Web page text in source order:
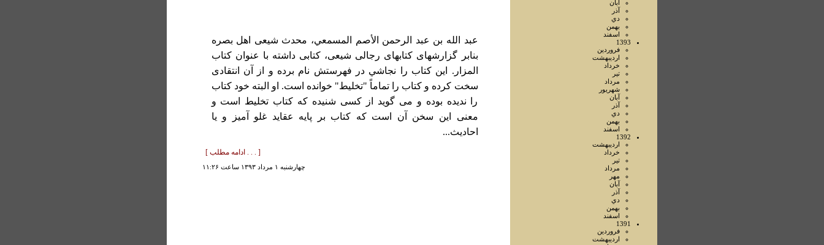
آبان
آذر
دي
بهمن
اسفند
1393
فروردين
ارديبهشت
خرداد
تير
مرداد
شهريور
آبان
آذر
دي
بهمن
اسفند
1392
ارديبهشت
خرداد
تير
مرداد
مهر
آبان
آذر
دي
بهمن
اسفند
1391
فروردين
ارديبهشت
عبد الله‏ بن‏ عبد الرحمن‏ الأصم المسمعي‏، محدث شيعی اهل بصره
بنابر گزارشهای کتابهای رجالی شيعی، کتابی داشته با عنوان کتاب
المزار. اين کتاب را نجاشي در فهرستش نام برده و از آن انتقادی
سخت کرده و کتاب را تماماً "تخليط" خوانده است. او البته خود کتاب
را نديده بوده و می گوید از کسی شنیده که کتاب تخليط است و
معنی اين سخن آن است که کتاب بر پايه عقايد غلو آميز و يا
احاديث...
[ . . . ادامه مطلب ]
چهارشنبه ۱ مرداد ۱۳۹۳ ساعت ۱۱:۲۶